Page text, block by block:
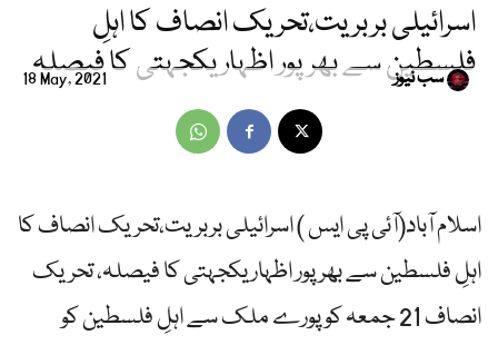
اسرائیلی بربریت،تحریک انصاف کا اہلِ
فلسطین سے بھرپور اظہار یکجہتی کا فیصلہ
18 May, 2021 سب نیوز
اسلام آباد(آئی پی ایس ) اسرائیلی بربریت،تحریک انصاف کا
اہلِ فلسطین سے بھرپور اظہار یکجہتی کا فیصلہ، تحریک
انصاف 21 جمعہ کوپورے ملک سے اہلِ فلسطین کو